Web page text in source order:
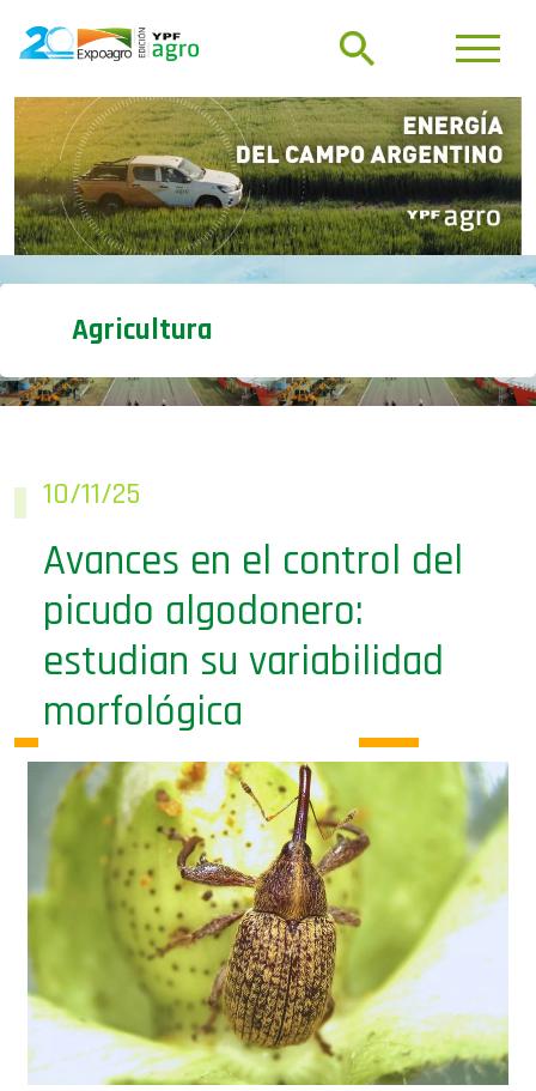
Agricultura
10/11/25
Avances en el control del
picudo algodonero:
estudian su variabilidad
morfológica